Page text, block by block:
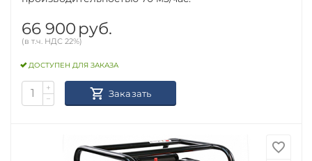
66 900 руб.
(в т.ч. НДС 22%)
ДОСТУПЕН ДЛЯ ЗАКАЗА
+
−
Заказать